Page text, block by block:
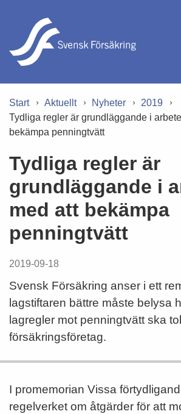
Start Aktuellt Nyheter
2019
Tydliga regler är grundläggande i
bekämpa penningtvätt
Tydliga regler är
grundläggande i
med att bekämpa
penningtvätt
2019-09-18
Svensk Försäkring anser i ett
lagstiftaren bättre måste belysa
lagregler mot penningtvätt ska
försäkringsföretag.
I promemorian Vissa
regelverket om åtgärder för att